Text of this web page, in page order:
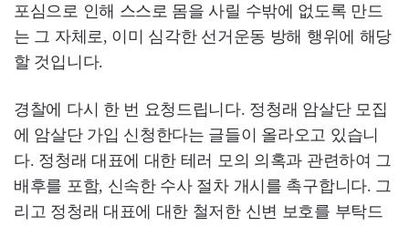
포심으로 인해 스스로 몸을 사릴 수밖에 없도록 만드
는 그 자체로, 이미 심각한 선거운동 방해 행위에 해당
할 것입니다.
경찰에 다시 한 번 요청드립니다. 정청래 암살단 모집
에 암살단 가입 신청한다는 글들이 올라오고 있습니
다. 정청래 대표에 대한 테러 모의 의혹과 관련하여 그
배후를 포함, 신속한 수사 절차 개시를 촉구합니다. 그
리고 정청래 대표에 대한 철저한 신변 보호를 부탁드